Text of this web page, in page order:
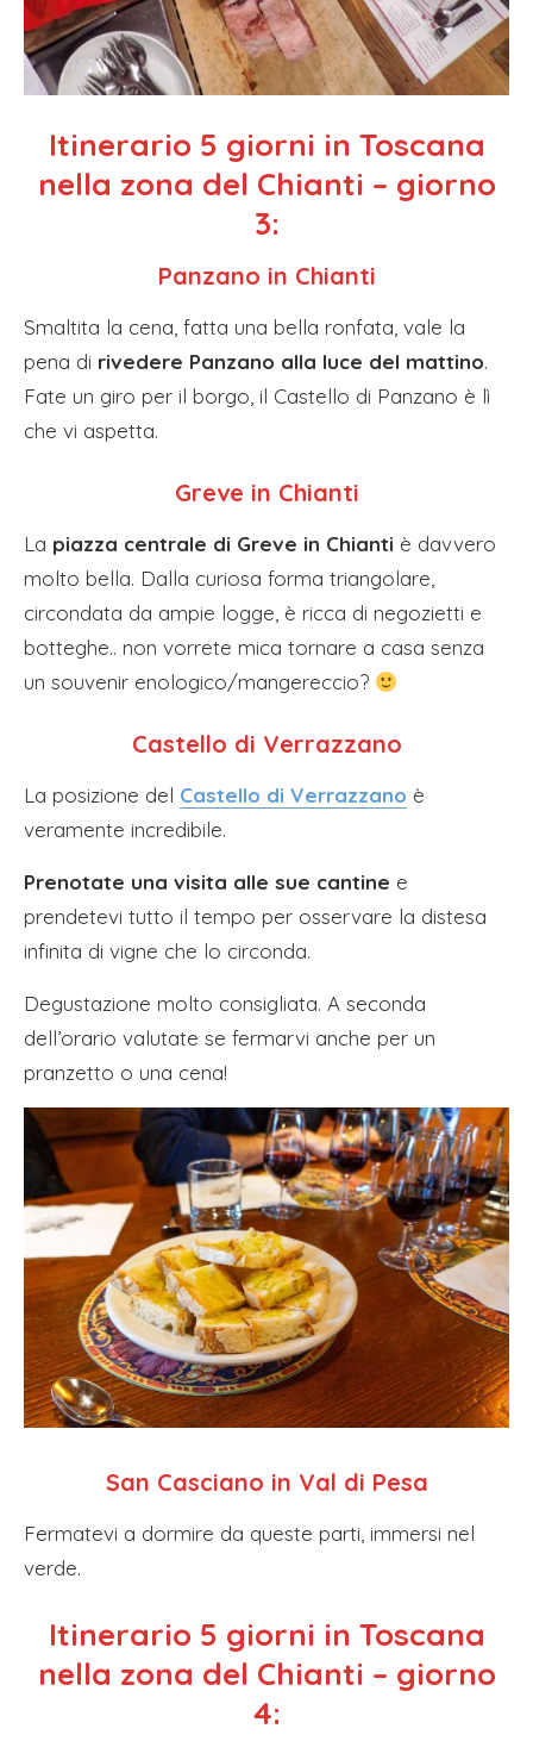
Itinerario 5 giorni in Toscana
nella zona del Chianti – giorno
3:
Panzano in Chianti
Smaltita la cena, fatta una bella ronfata, vale la
pena di rivedere Panzano alla luce del mattino.
Fate un giro per il borgo, il Castello di Panzano è lì
che vi aspetta.
Greve in Chianti
La piazza centrale di Greve in Chianti è davvero
molto bella. Dalla curiosa forma triangolare,
circondata da ampie logge, è ricca di negozietti e
botteghe.. non vorrete mica tornare a casa senza
un souvenir enologico/mangereccio?
Castello di Verrazzano
La posizione del Castello di Verrazzano è
veramente incredibile.
Prenotate una visita alle sue cantine e
prendetevi tutto il tempo per osservare la distesa
infinita di vigne che lo circonda.
Degustazione molto consigliata. A seconda
dell’orario valutate se fermarvi anche per un
pranzetto o una cena!
San Casciano in Val di Pesa
Fermatevi a dormire da queste parti, immersi nel
verde.
Itinerario 5 giorni in Toscana
nella zona del Chianti – giorno
4: